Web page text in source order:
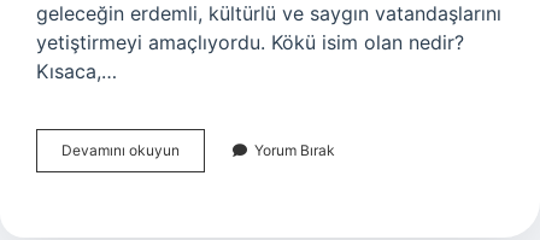
geleceğin erdemli, kültürlü ve saygın vatandaşlarını
yetiştirmeyi amaçlıyordu. Kökü isim olan nedir?
Kısaca,…
Devamını okuyun
Isim
Yorum Bırak